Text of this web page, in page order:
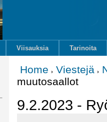
Viisauksia Tarinoita
Home Viestejä
muutosaallot
9.2.2023 -